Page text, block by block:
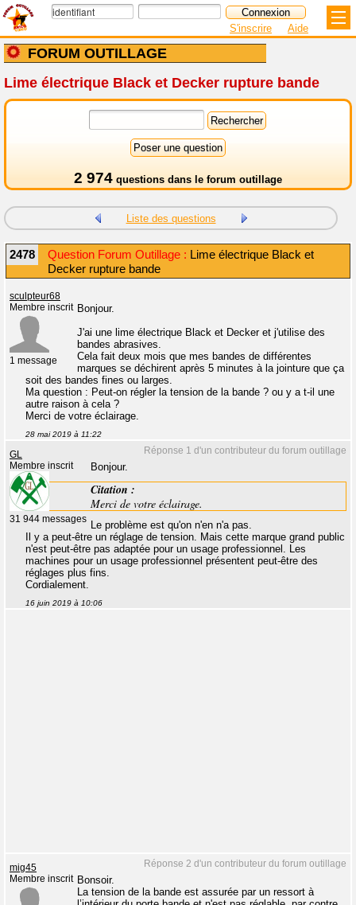
FORUM OUTILLAGE
S'inscrire Aide
Lime électrique Black et Decker rupture bande
2 974 questions dans le forum outillage
Liste des questions
2478 Question Forum Outillage : Lime électrique Black et
Decker rupture bande
sculpteur68
Membre inscrit
1 message
Bonjour.
J'ai une lime électrique Black et Decker et j'utilise des
bandes abrasives.
Cela fait deux mois que mes bandes de différentes
marques se déchirent après 5 minutes à la jointure que ça
soit des bandes fines ou larges.
Ma question : Peut-on régler la tension de la bande ? ou y a t-il une
autre raison à cela ?
Merci de votre éclairage.
28 mai 2019 à 11:22
Réponse 1 d'un contributeur du forum outillage
GL
Membre inscrit
31 944 messages
Bonjour.
Citation :
Merci de votre éclairage.
Le problème est qu'on n'en n'a pas.
Il y a peut-être un réglage de tension. Mais cette marque grand public
n'est peut-être pas adaptée pour un usage professionnel. Les
machines pour un usage professionnel présentent peut-être des
réglages plus fins.
Cordialement.
16 juin 2019 à 10:06
Réponse 2 d'un contributeur du forum outillage
mig45
Membre inscrit Bonsoir.
La tension de la bande est assurée par un ressort à